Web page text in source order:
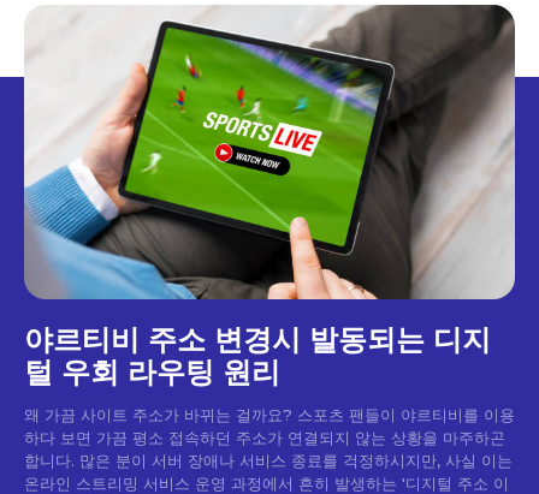
야르티비 주소 변경시 발동되는 디지
털 우회 라우팅 원리
왜 가끔 사이트 주소가 바뀌는 걸까요? 스포츠 팬들이 야르티비를 이용
하다 보면 가끔 평소 접속하던 주소가 연결되지 않는 상황을 마주하곤
합니다. 많은 분이 서버 장애나 서비스 종료를 걱정하시지만, 사실 이는
온라인 스트리밍 서비스 운영 과정에서 흔히 발생하는 '디지털 주소 이